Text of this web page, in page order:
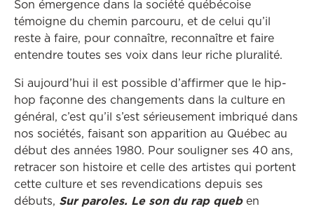
Son émergence dans la société québécoise
témoigne du chemin parcouru, et de celui qu’il
reste à faire, pour connaître, reconnaître et faire
entendre toutes ses voix dans leur riche pluralité.
Si aujourd’hui il est possible d’affirmer que le hip-
hop façonne des changements dans la culture en
général, c’est qu’il s’est sérieusement imbriqué dans
nos sociétés, faisant son apparition au Québec au
début des années 1980. Pour souligner ses 40 ans,
retracer son histoire et celle des artistes qui portent
cette culture et ses revendications depuis ses
débuts, Sur paroles. Le son du rap queben